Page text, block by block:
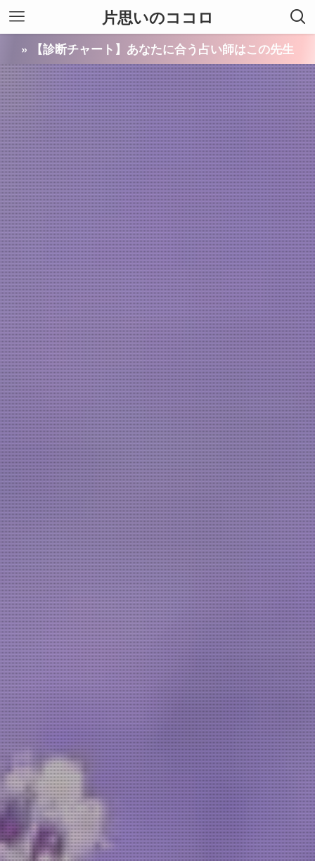
片思いのココロ
» 【診断チャート】あなたに合う占い師はこの先生